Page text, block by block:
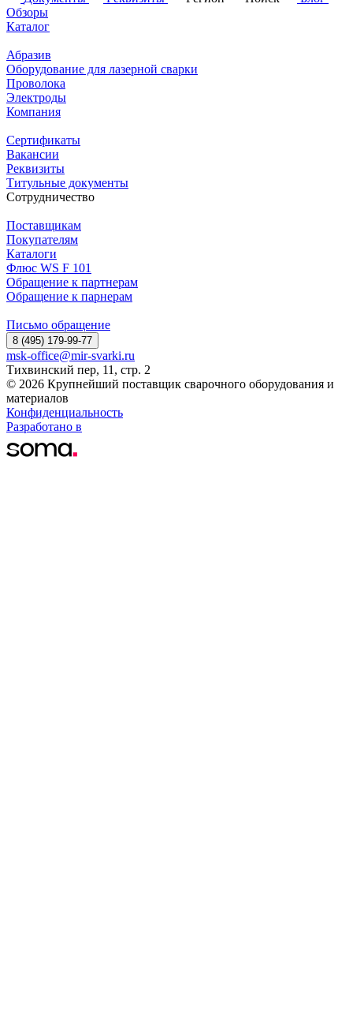
Обзоры
Каталог
Абразив
Оборудование для лазерной сварки
Проволока
Электроды
Компания
Сертификаты
Вакансии
Реквизиты
Титульные документы
Сотрудничество
Поставщикам
Покупателям
Каталоги
Флюс WS F 101
Обращение к партнерам
Обращение к парнерам
Письмо обращение
8 (495) 179-99-77
msk-office@mir-svarki.ru
Тихвинский пер, 11, стр. 2
© 2026 Крупнейший поставщик сварочного оборудования и
материалов
Конфиденциальность
Разработано в